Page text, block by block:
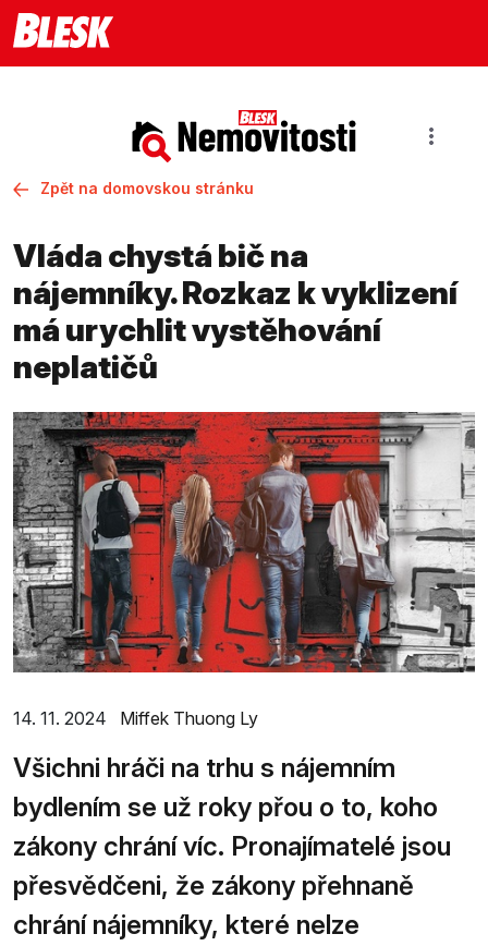
Zpět na domovskou stránku
Vláda chystá bič na
nájemníky. Rozkaz k vyklizení
má urychlit vystěhování
neplatičů
14. 11. 2024 Miffek Thuong Ly
Všichni hráči na trhu s nájemním
bydlením se už roky přou o to, koho
zákony chrání víc. Pronajímatelé jsou
přesvědčeni, že zákony přehnaně
chrání nájemníky, které nelze